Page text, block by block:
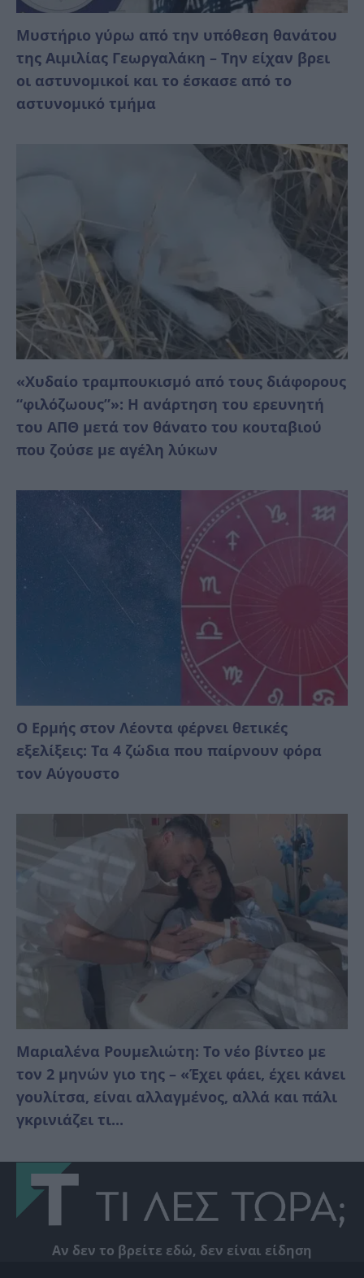
Mυστήριο γύρω από την υπόθεση θανάτου
της Αιμιλίας Γεωργαλάκη – Την είχαν βρει
οι αστυνομικοί και το έσκασε από το
αστυνομικό τμήμα
«Χυδαίο τραμπουκισμό από τους διάφορους
“φιλόζωους”»: Η ανάρτηση του ερευνητή
του ΑΠΘ μετά τον θάνατο του κουταβιού
που ζούσε με αγέλη λύκων
Ο Ερμής στον Λέοντα φέρνει θετικές
εξελίξεις: Τα 4 ζώδια που παίρνουν φόρα
τον Αύγουστο
Μαριαλένα Ρουμελιώτη: Το νέο βίντεο με
τον 2 μηνών γιο της – «Έχει φάει, έχει κάνει
γουλίτσα, είναι αλλαγμένος, αλλά και πάλι
γκρινιάζει τι...
Αν δεν το βρείτε εδώ, δεν είναι είδηση